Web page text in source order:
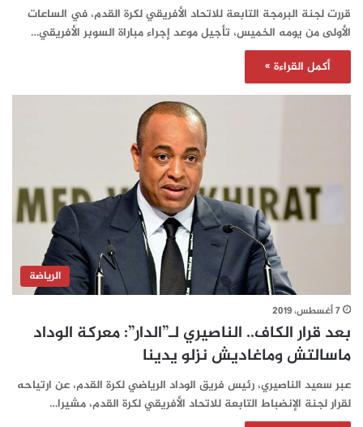
قررت لجنة البرمجة التابعة للاتحاد الأفريقي لكرة القدم، في الساعات
الأولى من يومه الخميس، تأجيل موعد إجراء مباراة السوبر الأفريقي…
أكمل القراءة »
الرياضة
7 أغسطس، 2019
بعد قرار الكاف.. الناصيري لـ”الدار”: معركة الوداد
ماسالتش وماغاديش نزلو يدينا‎
عبر سعيد الناصيري، رئيس فريق الوداد الرياضي لكرة القدم، عن ارتياحه
لقرار لجنة الإنضباط التابعة للاتحاد الأفريقي لكرة القدم، مشيرا…